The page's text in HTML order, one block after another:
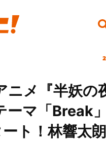
ニメ『半妖の
ーマ「Break
ト！林響太